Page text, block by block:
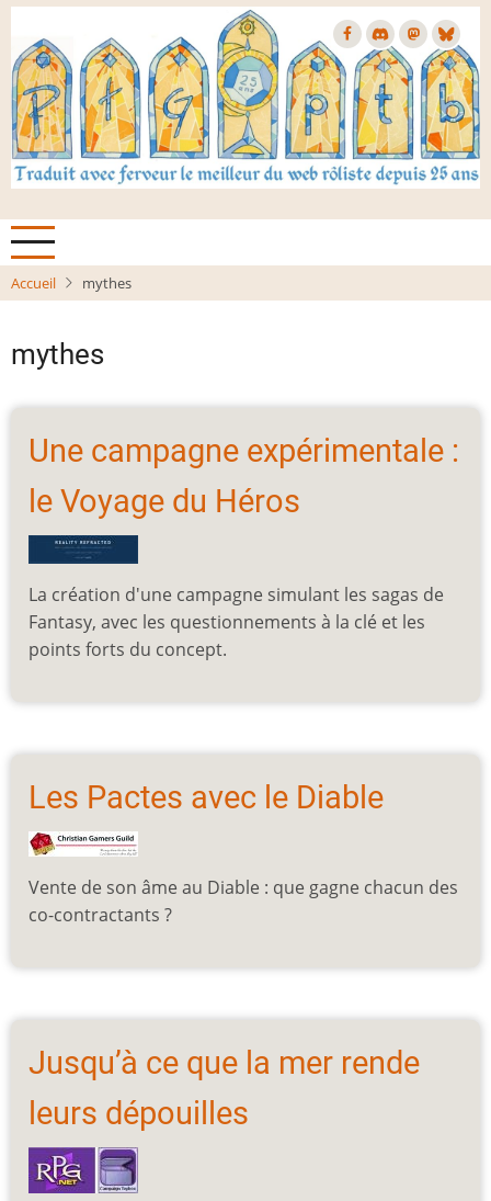
Aller
contenu
principal
Accueil mythes
mythes
Une campagne expérimentale :
le Voyage du Héros
La création d'une campagne simulant les sagas de
Fantasy, avec les questionnements à la clé et les
points forts du concept.
Les Pactes avec le Diable
Vente de son âme au Diable : que gagne chacun des
co-contractants ?
Jusqu’à ce que la mer rende
leurs dépouilles